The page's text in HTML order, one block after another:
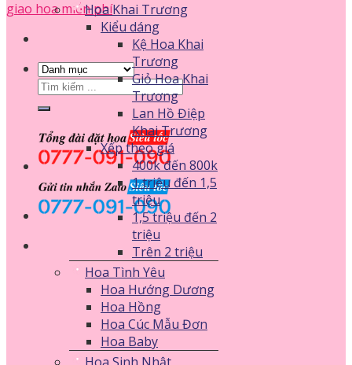
Tìm
kiếm:
Hoa Khai Trương
Kiểu dáng
Kệ Hoa Khai
Trương
Giỏ Hoa Khai
Trương
Lan Hồ Điệp
Khai Trương
Xếp theo giá
400k đến 800k
1 triệu đến 1,5
triệu
1,5 triệu đến 2
triệu
Trên 2 triệu
Hoa Tình Yêu
Hoa Hướng Dương
Hoa Hồng
Hoa Cúc Mẫu Đơn
Hoa Baby